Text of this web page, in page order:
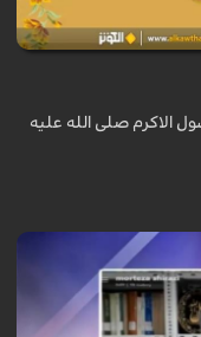
الاكرم صلى الله عليه